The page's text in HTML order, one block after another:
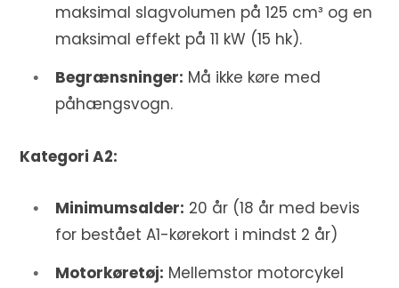
maksimal slagvolumen på 125 cm³ og en
maksimal effekt på 11 kW (15 hk).
Begrænsninger: Må ikke køre med
påhængsvogn.
Kategori A2:
Minimumsalder: 20 år (18 år med bevis
for bestået A1-kørekort i mindst 2 år)
Motorkøretøj: Mellemstor motorcykel